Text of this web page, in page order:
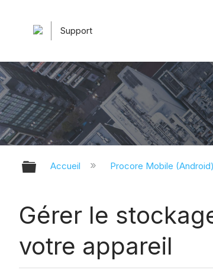
Support
Développer/réduire la
Accueil Procore Mobile (Android)
Gérer le
votre appareil